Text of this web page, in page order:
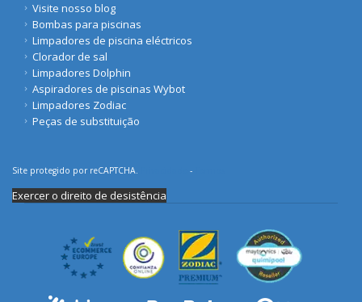
Visite nosso blog
Bombas para piscinas
Limpadores de piscina eléctricos
Clorador de sal
Limpadores Dolphin
Aspiradores de piscinas Wybot
Limpadores Zodiac
Peças de substituição
Site protegido por reCAPTCHA. -
Exercer o direito de desistência